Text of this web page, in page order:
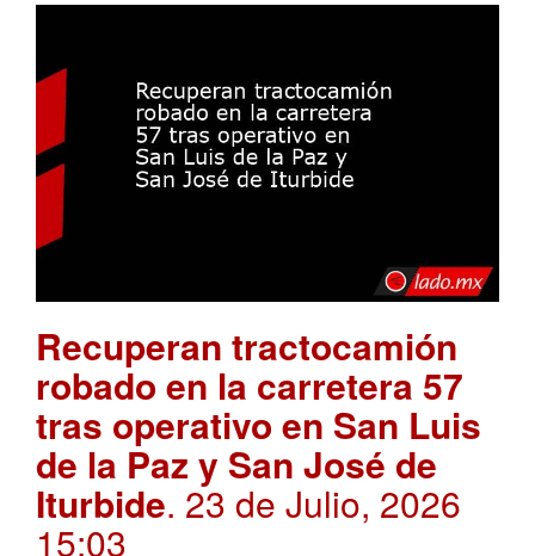
Recuperan tractocamión
robado en la carretera 57
tras operativo en San Luis
de la Paz y San José de
Iturbide. 23 de Julio, 2026
15:03